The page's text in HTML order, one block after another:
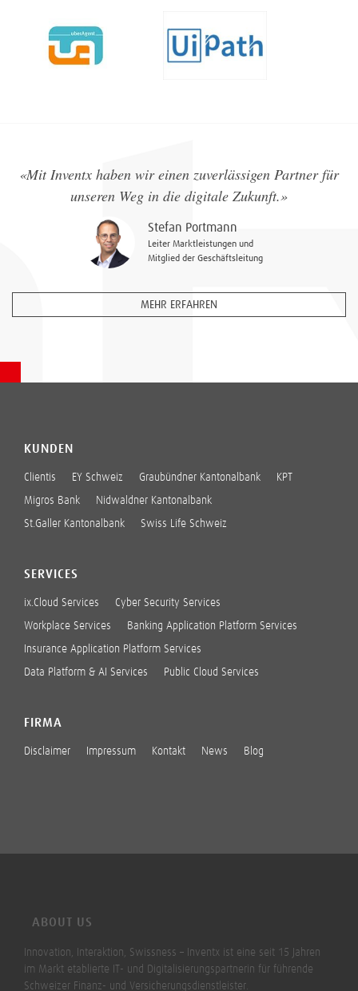
«Mit Inventx haben wir einen zuverlässigen Partner für
unseren Weg in die digitale Zukunft.»
Stefan Portmann
Leiter Marktleistungen und
Mitglied der Geschäftsleitung
MEHR ERFAHREN
KUNDEN
Clientis EY Schweiz Graubündner Kantonalbank KPT
Migros Bank Nidwaldner Kantonalbank
St.Galler Kantonalbank Swiss Life Schweiz
SERVICES
ix.Cloud Services Cyber Security Services
Workplace Services Banking Application Platform Services
Insurance Application Platform Services
Data Platform & AI Services Public Cloud Services
FIRMA
Disclaimer Impressum Kontakt News Blog
ABOUT US
Innovation, Interaktion, Swissness – Inventx ist eine seit 15 Jahren
im Markt etablierte IT- und Digitalisierungspartnerin für führende
Schweizer Finanz- und Versicherungsdienstleister.